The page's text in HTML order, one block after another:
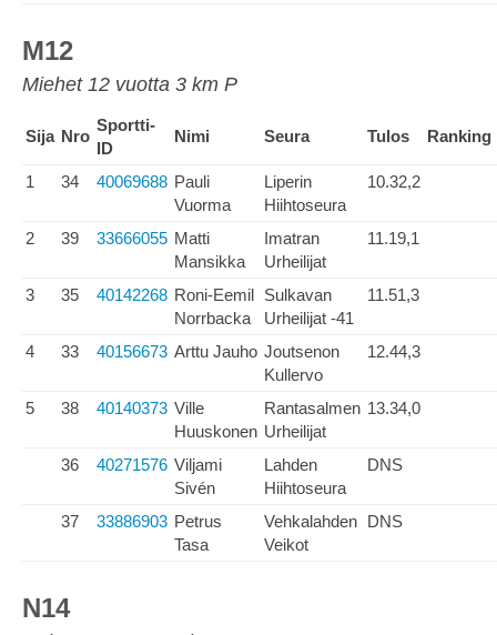
M12
Miehet 12 vuotta 3 km P
Sija Nro
Sportti-
ID
Nimi Seura Tulos Ranking
1 34 40069688 Pauli
Vuorma
Liperin
Hiihtoseura
10.32,2
2 39 33666055 Matti
Mansikka
Imatran
Urheilijat
11.19,1
3 35 40142268 Roni-Eemil
Norrbacka
Sulkavan
Urheilijat -41
11.51,3
4 33 40156673 Arttu Jauho Joutsenon
Kullervo
12.44,3
5 38 40140373 Ville
Huuskonen
Rantasalmen
Urheilijat
13.34,0
36 40271576 Viljami
Sivén
Lahden
Hiihtoseura
DNS
37 33886903 Petrus
Tasa
Vehkalahden
Veikot
DNS
N14